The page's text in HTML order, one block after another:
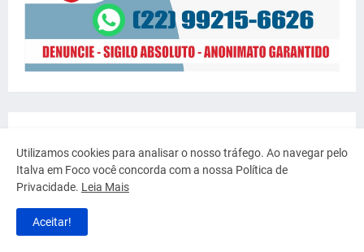
Utilizamos cookies para analisar o nosso tráfego. Ao navegar pelo
Italva em Foco você concorda com a nossa Política de
Privacidade. Leia Mais
Aceitar!